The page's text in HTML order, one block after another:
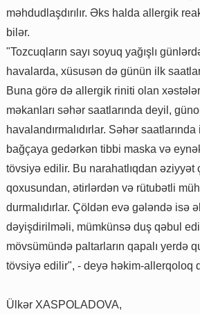
məhdudlaşdırılır. Əks halda allergik
bilər.
"Tozcuqların sayı soyuq yağışlı
havalarda, xüsusən də günün ilk
Buna görə də allergik riniti olan
məkanları səhər saatlarında deyil,
havalandırmalıdırlar. Səhər
bağçaya gedərkən tibbi maska və
tövsiyə edilir. Bu narahatlıqdan əziyyət
qoxusundan, ətirlərdən və rütubətli
durmalıdırlar. Çöldən evə gələndə isə
dəyişdirilməli, mümkünsə duş qəbul
mövsümündə paltarların qapalı yerdə
tövsiyə edilir", - deyə həkim-allerqoloq
Ülkər XASPOLADOVA,